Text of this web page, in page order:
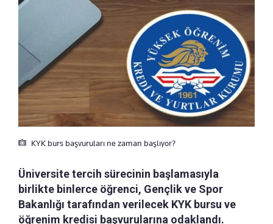
KYK burs başvuruları ne zaman başlıyor?
Üniversite tercih sürecinin başlamasıyla
birlikte binlerce öğrenci, Gençlik ve Spor
Bakanlığı tarafından verilecek KYK bursu ve
öğrenim kredisi başvurularına odaklandı.